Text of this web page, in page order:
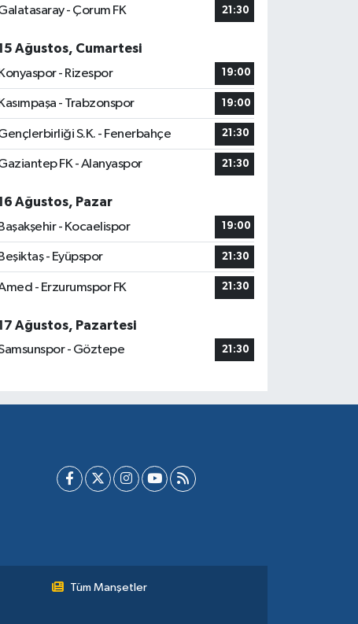
- Çorum FK
21:30
Ağustos, Cumartesi
Konyaspor - Rizespor
19:00
Kasımpaşa - Trabzonspor 19:00
S.K. - Fenerbahçe 21:30
FK - Alanyaspor 21:30
Ağustos, Pazar
Başakşehir - Kocaelispor
19:00
Beşiktaş - Eyüpspor 21:30
- Erzurumspor FK 21:30
Ağustos, Pazartesi
- Göztepe
21:30
Tüm Manşetler